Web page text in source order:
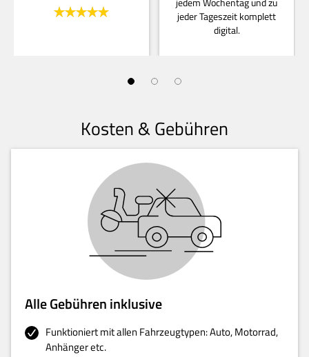
jeder Tageszeit komplett
digital.
Kosten & Gebühren
Alle Gebühren inklusive
Funktioniert mit allen Fahrzeugtypen: Auto, Motorrad,
Anhänger etc.